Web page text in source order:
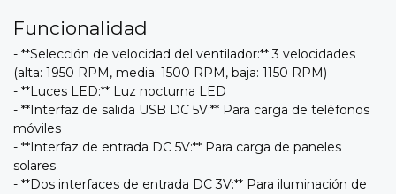
Funcionalidad
- **Selección de velocidad del ventilador:** 3 velocidades
(alta: 1950 RPM, media: 1500 RPM, baja: 1150 RPM)
- **Luces LED:** Luz nocturna LED
- **Interfaz de salida USB DC 5V:** Para carga de teléfonos
móviles
- **Interfaz de entrada DC 5V:** Para carga de paneles
solares
- **Dos interfaces de entrada DC 3V:** Para iluminación de